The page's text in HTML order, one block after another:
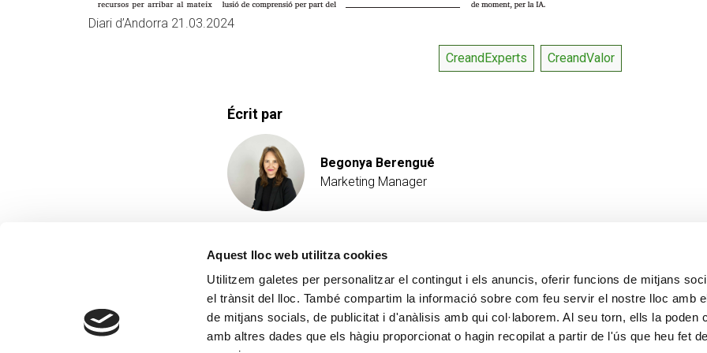
Aquest lloc web utilitza cookies
Utilitzem galetes per personalitzar el contingut i els anuncis, oferir funcions de mitjans
el trànsit del lloc. També compartim la informació sobre com feu servir el nostre lloc amb
de mitjans socials, de publicitat i d'anàlisis amb qui col·laborem. Al seu torn, ells la poden
amb altres dades que els hàgiu proporcionat o hagin recopilat a partir de l'ús que heu fet
Diari d’Andorra 21.03.2024
CreandExperts CreandValor
Écrit par
Begonya Berengué
Marketing Manager
Contact
+376 88 88 88
PLUS CREAND
Gouvernance